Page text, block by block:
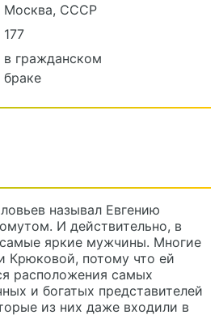
Москва, СССР
177
в гражданском
браке
называл Евгению
И действительно, в
яркие мужчины. Многие
Крюковой, потому что ей
расположения самых
и богатых представителей
из них даже входили в